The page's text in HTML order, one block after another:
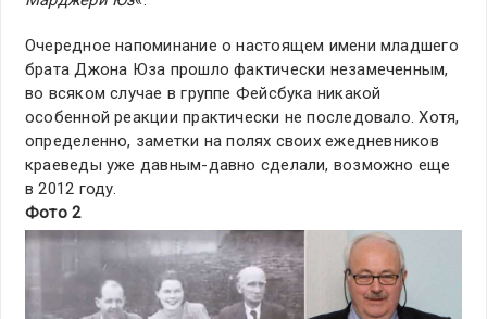
Очередное напоминание о настоящем имени младшего
брата Джона Юза прошло фактически незамеченным,
во всяком случае в группе Фейсбука никакой
особенной реакции практически не последовало. Хотя,
определенно, заметки на полях своих ежедневников
краеведы уже давным-давно сделали, возможно еще
в 2012 году.
Фото 2